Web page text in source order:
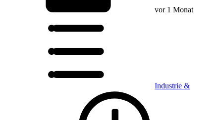
vor 1 Monat
Industrie &